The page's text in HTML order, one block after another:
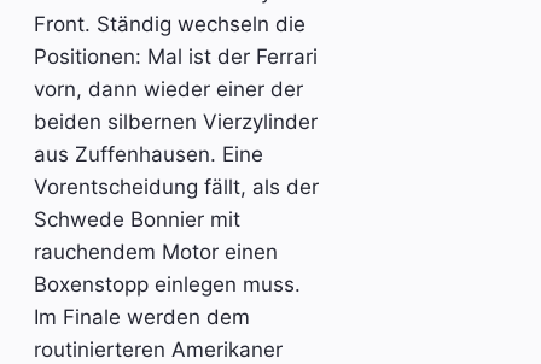
Front. Ständig wechseln die
Positionen: Mal ist der Ferrari
vorn, dann wieder einer der
beiden silbernen Vierzylinder
aus Zuffenhausen. Eine
Vorentscheidung fällt, als der
Schwede Bonnier mit
rauchendem Motor einen
Boxenstopp einlegen muss.
Im Finale werden dem
routinierteren Amerikaner